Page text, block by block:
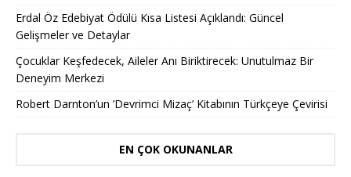
Erdal Öz Edebiyat Ödülü Kısa Listesi Açıklandı: Güncel
Gelişmeler ve Detaylar
Çocuklar Keşfedecek, Aileler Anı Biriktirecek: Unutulmaz Bir
Deneyim Merkezi
Robert Darnton’un ’Devrimci Mizaç’ Kitabının Türkçeye Çevirisi
EN ÇOK OKUNANLAR